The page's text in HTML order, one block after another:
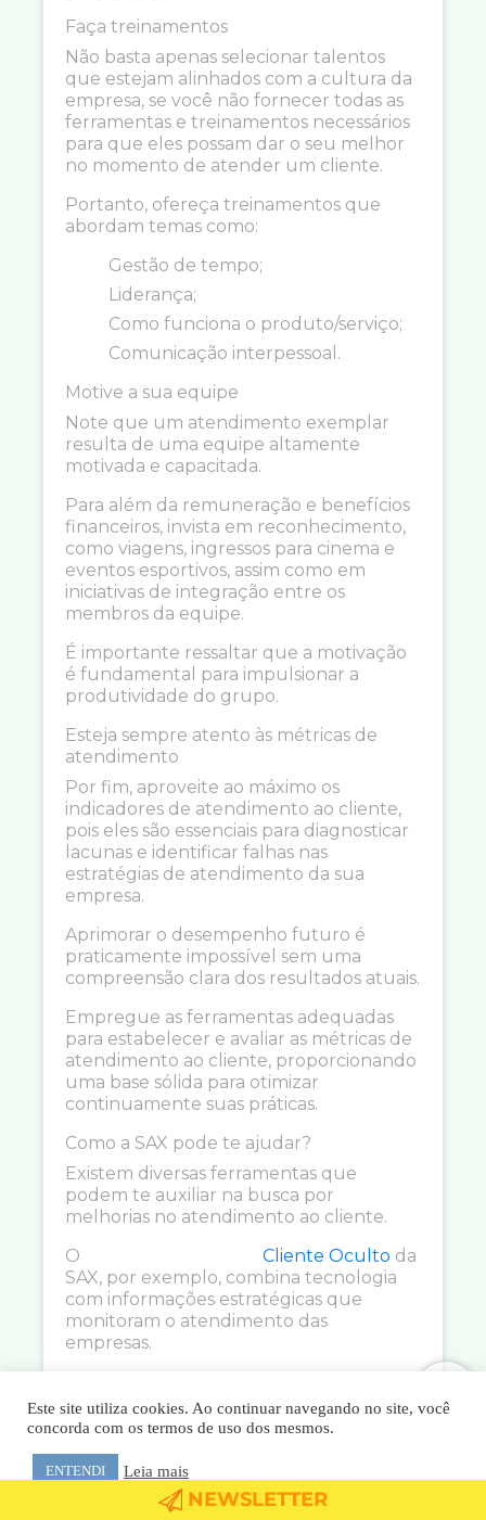
Faça treinamentos
Não basta apenas selecionar talentos
que estejam alinhados com a cultura da
empresa, se você não fornecer todas as
ferramentas e treinamentos necessários
para que eles possam dar o seu melhor
no momento de atender um cliente.
Portanto, ofereça treinamentos que
abordam temas como:
Gestão de tempo;
Liderança;
Como funciona o produto/serviço;
Comunicação interpessoal.
Motive a sua equipe
Note que um atendimento exemplar
resulta de uma equipe altamente
motivada e capacitada.
Para além da remuneração e benefícios
financeiros, invista em reconhecimento,
como viagens, ingressos para cinema e
eventos esportivos, assim como em
iniciativas de integração entre os
membros da equipe.
É importante ressaltar que a motivação
é fundamental para impulsionar a
produtividade do grupo.
Esteja sempre atento às métricas de
atendimento
Por fim, aproveite ao máximo os
indicadores de atendimento ao cliente,
pois eles são essenciais para diagnosticar
lacunas e identificar falhas nas
estratégias de atendimento da sua
empresa.
Aprimorar o desempenho futuro é
praticamente impossível sem uma
compreensão clara dos resultados atuais.
Empregue as ferramentas adequadas
para estabelecer e avaliar as métricas de
atendimento ao cliente, proporcionando
uma base sólida para otimizar
continuamente suas práticas.
Como a SAX pode te ajudar?
Existem diversas ferramentas que
podem te auxiliar na busca por
melhorias no atendimento ao cliente.
O
Cliente Oculto da
SAX, por exemplo, combina tecnologia
com informações estratégicas que
monitoram o atendimento das
empresas.
aprimora a qualidade do atendimento,
mas também solidifica os vínculos entre
índices de satisfação a outros níveis.
Se a sua meta é elevar os índices de
NEWSLETTER
Este site utiliza cookies. Ao continuar navegando no site, você
concorda com os termos de uso dos mesmos.
ENTENDI Leia mais